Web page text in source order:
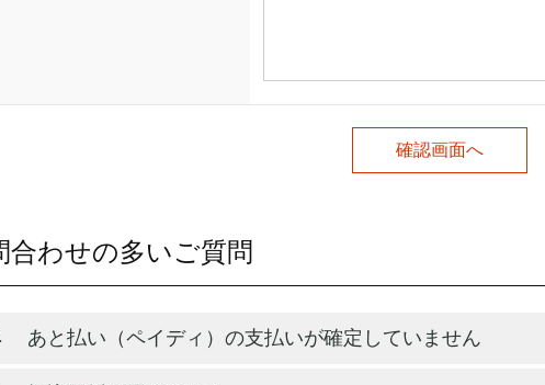
合わせの多いご質問
あと払い（ペイディ）の支払いが確定していません